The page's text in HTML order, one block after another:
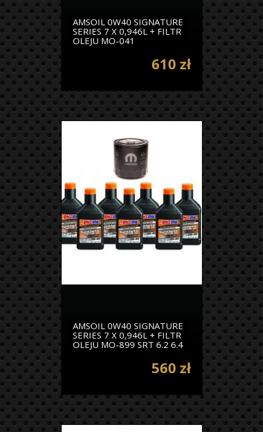
AMSOIL 0W40 SIGNATURE
SERIES 7 X 0,946L + FILTR
OLEJU MO-041
610 zł
AMSOIL 0W40 SIGNATURE
SERIES 7 X 0,946L + FILTR
OLEJU MO-899 SRT 6.2 6.4
560 zł